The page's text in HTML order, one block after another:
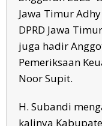
Jawa Timur
DPRD Jawa
juga hadir
Pemeriksaan
Noor Supit.
H. Subandi
kalinya